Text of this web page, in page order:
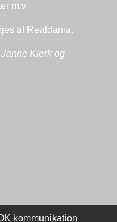
m.v.
af Realdania.
Klerk og
kommunikation